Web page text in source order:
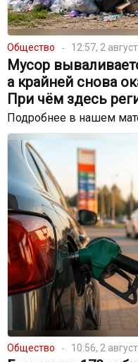
Общество 12:57, 2
Мусор
а крайней снова
При чём здесь
Подробнее в нашем
Общество 10:56, 2